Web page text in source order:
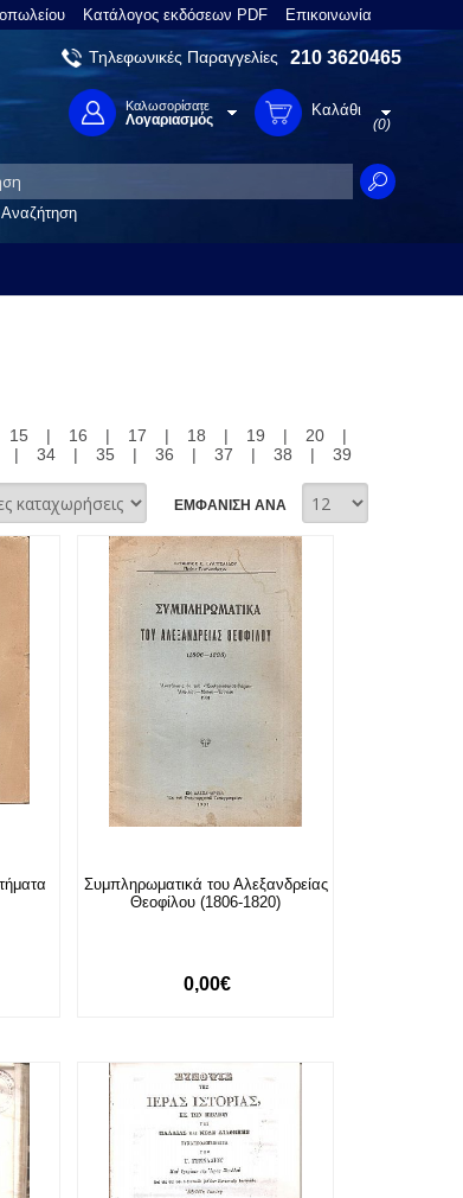
Κατάλογος εκδόσεων PDF Επικοινωνία
Τηλεφωνικές Παραγγελίες 210 3620465
Καλωσορίσατε
Λογαριασμός
Καλάθι
(0)
15 | 16 | 17 | 18 | 19 | 20
|
| 34 | 35 | 36 | 37 | 38 |
39
ΕΜΦΑΝΙΣΗ ΑΝΑ
Συμπληρωματικά του Αλεξανδρείας
Θεοφίλου (1806-1820)
0,00€